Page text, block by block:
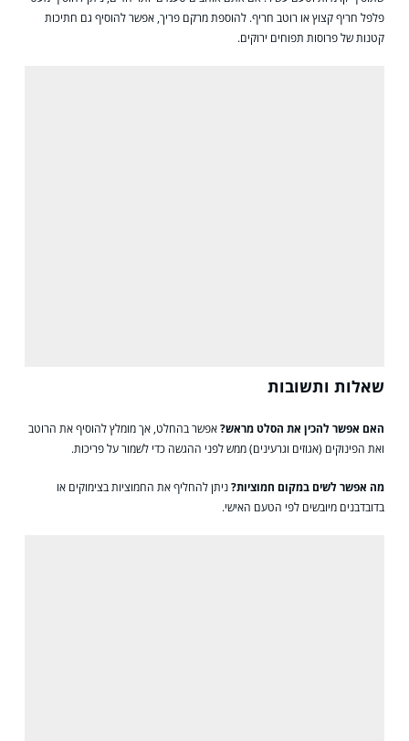
פלפל חריף קצוץ או רוטב חריף. להוספת מרקם פריך, אפשר להוסיף גם חתיכות
קטנות של פרוסות תפוחים ירוקים.
שאלות ותשובות
האם אפשר להכין את הסלט מראש?אפשר בהחלט, אך מומלץ להוסיף את הרוטב
ואת הפינוקים (אגוזים וגרעינים) ממש לפני ההגשה כדי לשמור על פריכות.
מה אפשר לשים במקום חמוציות?ניתן להחליף את החמוציות בצימוקים או
בדובדבנים מיובשים לפי הטעם האישי.